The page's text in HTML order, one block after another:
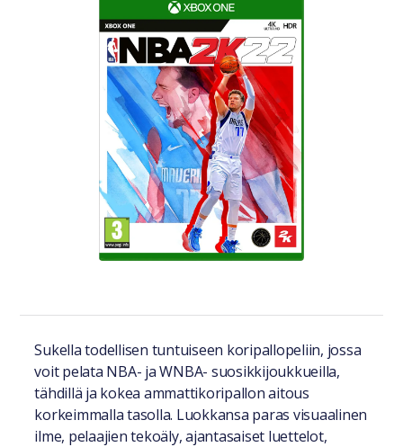
Sukella todellisen tuntuiseen koripallopeliin, jossa
voit pelata NBA- ja WNBA- suosikkijoukkueilla,
tähdillä ja kokea ammattikoripallon aitous
korkeimmalla tasolla. Luokkansa paras visuaalinen
ilme, pelaajien tekoäly, ajantasaiset luettelot,